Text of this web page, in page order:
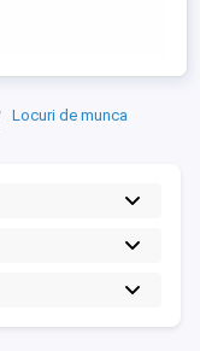
Locuri de munca